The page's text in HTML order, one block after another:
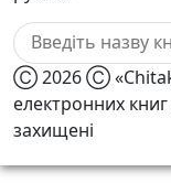
Ⓒ 2026 Ⓒ
електронних
захищені